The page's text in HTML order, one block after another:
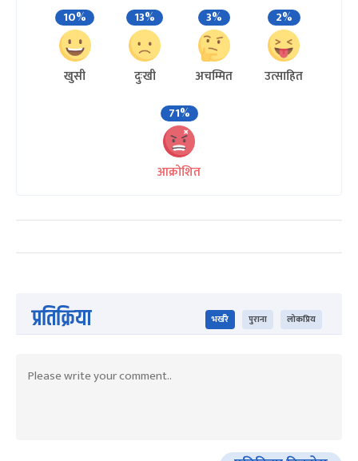
10%
खुसी
13%
दुःखी
3%
अचम्मित
2%
उत्साहित
71%
आक्रोशित
प्रतिक्रिया भर्खरै पुराना लोकप्रिय